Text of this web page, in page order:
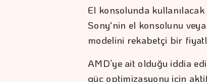
El konsolunda
Sony'nin el konsolunu
modelini rekabetçi bir
AMD’ye ait olduğu iddia
güç optimizasyonu için